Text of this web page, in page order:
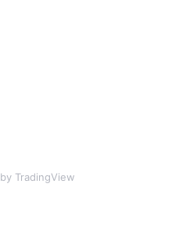
by TradingView